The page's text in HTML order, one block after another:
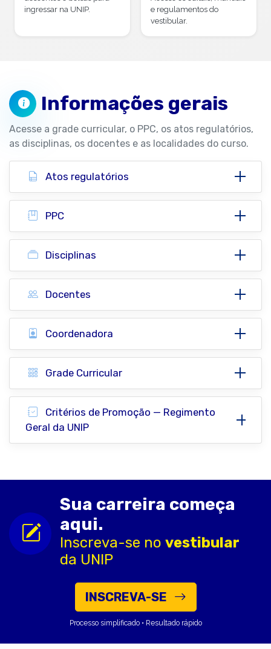
ingressar na UNIP.
e regulamentos do
vestibular.
Informações gerais
Acesse a grade curricular, o PPC, os atos regulatórios,
as disciplinas, os docentes e as localidades do curso.
Atos regulatórios
PPC
Disciplinas
Docentes
Coordenadora
Grade Curricular
Critérios de Promoção — Regimento
Geral da UNIP
Sua carreira começa
aqui.
Inscreva-se no vestibular
da UNIP
INSCREVA-SE
Processo simplificado • Resultado rápido